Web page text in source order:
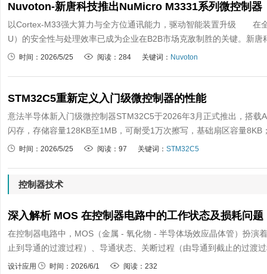
Nuvoton-新唐科技推出NuMicro M3331系列微控制器
以Cortex-M33强大算力与全方位通讯能力，驱动智能装置升级 在
U）的安全性与处理效率已成为企业在B2B市场克敌制胜的关键。新
时间：2026/5/25 阅读：284 关键词： Nuvoton
STM32C5重新定义入门级微控制器的性能
意法半导体新入门级微控制器STM32C5于2026年3月正式推出，搭
闪存，存储容量128KB至1MB，可耐受1万次擦写，基础扇区容量
时间：2026/5/25 阅读：97 关键词： STM32C5
控制器技术
深入解析 MOS 在控制器电路中的工作状态及损耗问题
在控制器电路中，MOS（金属 - 氧化物 - 半导体场效应晶体管）扮演
止到导通的过渡过程）、导通状态、关断过程（由导通到截止的过
设计应用 时间：2026/6/1 阅读：232